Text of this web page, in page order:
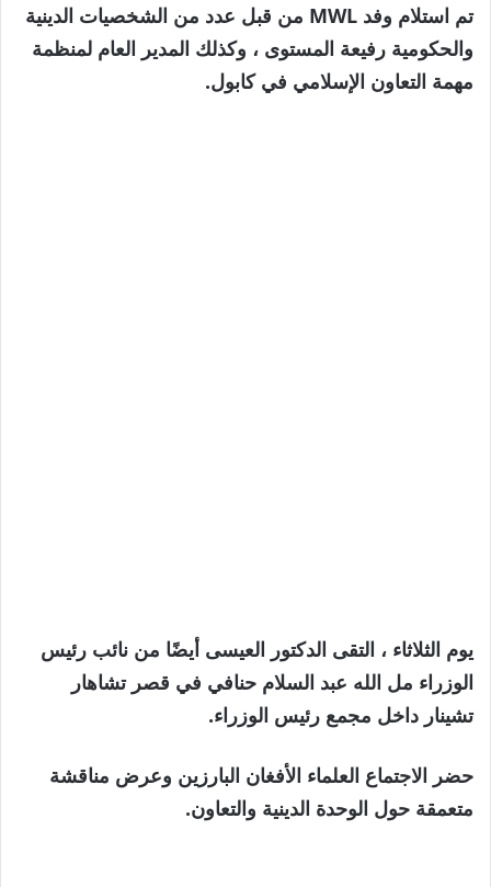
تم استلام وفد MWL من قبل عدد من الشخصيات الدينية
والحكومية رفيعة المستوى ، وكذلك المدير العام لمنظمة
مهمة التعاون الإسلامي في كابول.
يوم الثلاثاء ، التقى الدكتور العيسى أيضًا من نائب رئيس
الوزراء مل الله عبد السلام حنافي في قصر تشاهار
تشينار داخل مجمع رئيس الوزراء.
حضر الاجتماع العلماء الأفغان البارزين وعرض مناقشة
متعمقة حول الوحدة الدينية والتعاون.